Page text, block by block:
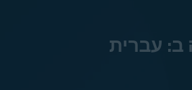
ב: עברית